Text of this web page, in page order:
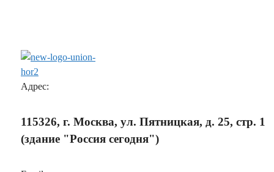
Адрес:
115326, г. Москва, ул. Пятницкая, д. 25, стр. 1
(здание "Россия сегодня")